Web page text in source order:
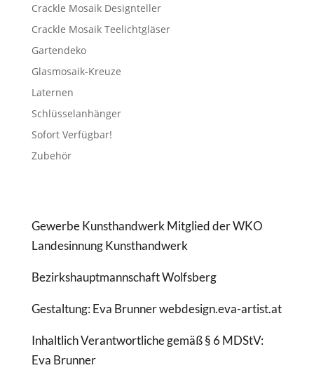
Crackle Mosaik Designteller
Crackle Mosaik Teelichtgläser
Gartendeko
Glasmosaik-Kreuze
Laternen
Schlüsselanhänger
Sofort Verfügbar!
Zubehör
Gewerbe Kunsthandwerk Mitglied der WKO
Landesinnung Kunsthandwerk
Bezirkshauptmannschaft Wolfsberg
Gestaltung: Eva Brunner webdesign.eva-artist.at
Inhaltlich Verantwortliche gemäß § 6 MDStV:
Eva Brunner